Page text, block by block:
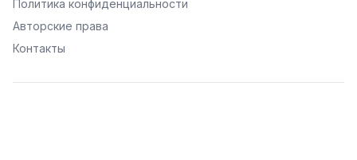
Политика конфиденциальности
Авторские права
Контакты